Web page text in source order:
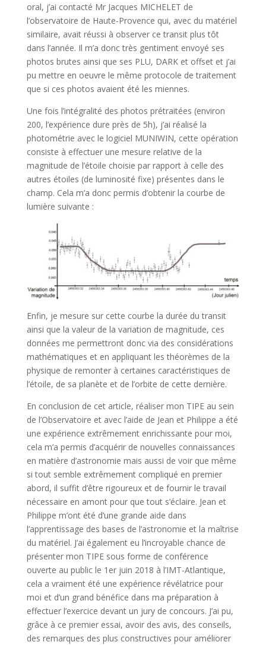
oral, j’ai contacté Mr Jacques MICHELET de
l’observatoire de Haute-Provence qui, avec du matériel
similaire, avait réussi à observer ce transit plus tôt
dans l’année. Il m’a donc très gentiment envoyé ses
photos brutes ainsi que ses PLU, DARK et offset et j’ai
pu mettre en oeuvre le même protocole de traitement
que si ces photos avaient été les miennes.
Une fois l’intégralité des photos prétraitées (environ
200, l’expérience dure près de 5h), j’ai réalisé la
photométrie avec le logiciel MUNIWIN, cette opération
consiste à effectuer une mesure relative de la
magnitude de l’étoile choisie par rapport à celle des
autres étoiles (de luminosité fixe) présentes dans le
champ. Cela m’a donc permis d’obtenir la courbe de
lumière suivante :
Enfin, je mesure sur cette courbe la durée du transit
ainsi que la valeur de la variation de magnitude, ces
données me permettront donc via des considérations
mathématiques et en appliquant les théorèmes de la
physique de remonter à certaines caractéristiques de
l’étoile, de sa planète et de l’orbite de cette dernière.
En conclusion de cet article, réaliser mon TIPE au sein
de l’Observatoire et avec l’aide de Jean et Philippe a été
une expérience extrêmement enrichissante pour moi,
cela m’a permis d’acquérir de nouvelles connaissances
en matière d’astronomie mais aussi de voir que même
si tout semble extrêmement compliqué en premier
abord, il suffit d’être rigoureux et de fournir le travail
nécessaire en amont pour que tout s’éclaire. Jean et
Philippe m’ont été d’une grande aide dans
l’apprentissage des bases de l’astronomie et la maîtrise
du matériel. J’ai également eu l’incroyable chance de
présenter mon TIPE sous forme de conférence
ouverte au public le 1er juin 2018 à l’IMT-Atlantique,
cela a vraiment été une expérience révélatrice pour
moi et d’un grand bénéfice dans ma préparation à
effectuer l’exercice devant un jury de concours. J’ai pu,
grâce à ce premier essai, avoir des avis, des conseils,
des remarques des plus constructives pour améliorer